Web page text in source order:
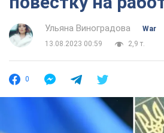
Ульяна Виноградова
War
13.08.2023 00:59
2,9 т.
0